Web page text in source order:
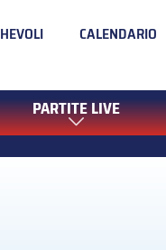
CALENDARIO
PARTITE LIVE